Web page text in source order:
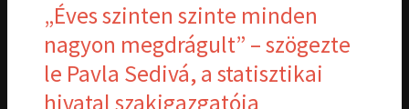
„Éves szinten szinte minden
nagyon megdrágult” – szögezte
le Pavla Sedivá, a statisztikai
hivatal szakigazgatója